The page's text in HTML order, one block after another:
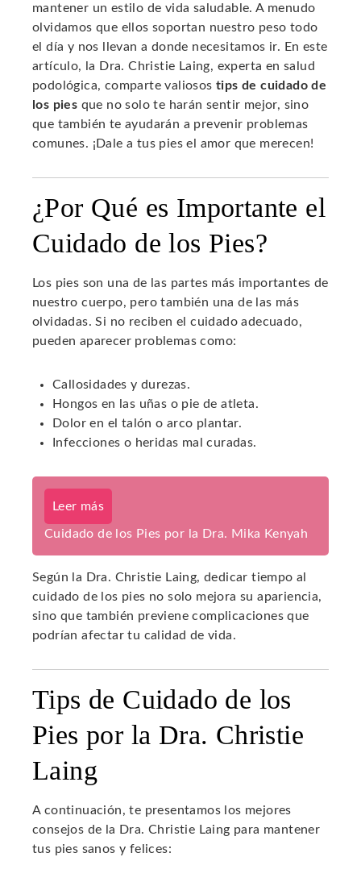
mantener un estilo de vida saludable. A menudo
olvidamos que ellos soportan nuestro peso todo
el día y nos llevan a donde necesitamos ir. En este
artículo, la Dra. Christie Laing, experta en salud
podológica, comparte valiosos tips de cuidado de
los pies que no solo te harán sentir mejor, sino
que también te ayudarán a prevenir problemas
comunes. ¡Dale a tus pies el amor que merecen!
¿Por Qué es Importante el
Cuidado de los Pies?
Los pies son una de las partes más importantes de
nuestro cuerpo, pero también una de las más
olvidadas. Si no reciben el cuidado adecuado,
pueden aparecer problemas como:
Callosidades y durezas.
Hongos en las uñas o pie de atleta.
Dolor en el talón o arco plantar.
Infecciones o heridas mal curadas.
Leer más
Cuidado de los Pies por la Dra. Mika Kenyah
Según la Dra. Christie Laing, dedicar tiempo al
cuidado de los pies no solo mejora su apariencia,
sino que también previene complicaciones que
podrían afectar tu calidad de vida.
Tips de Cuidado de los
Pies por la Dra. Christie
Laing
A continuación, te presentamos los mejores
consejos de la Dra. Christie Laing para mantener
tus pies sanos y felices: